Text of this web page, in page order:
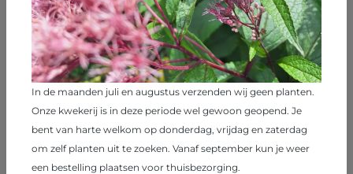
In de maanden juli en augustus verzenden wij geen planten.
Onze kwekerij is in deze periode wel gewoon geopend. Je
bent van harte welkom op donderdag, vrijdag en zaterdag
om zelf planten uit te zoeken. Vanaf september kun je weer
een bestelling plaatsen voor thuisbezorging.